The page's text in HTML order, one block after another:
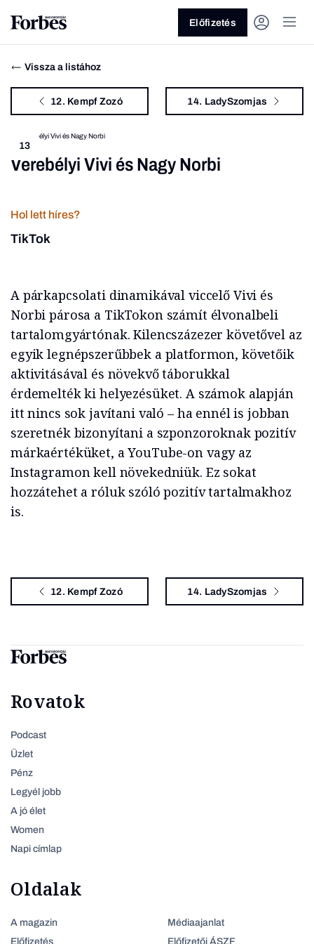
Előfizetés
Vissza a listához
12. Kempf Zozó 14. LadySzomjas
13
Verebélyi Vivi és Nagy Norbi
Hol lett híres?
TikTok
A párkapcsolati dinamikával viccelő Vivi és
Norbi párosa a TikTokon számít élvonalbeli
tartalomgyártónak. Kilencszázezer követővel az
egyik legnépszerűbbek a platformon, követőik
aktivitásával és növekvő táborukkal
érdemelték ki helyezésüket. A számok alapján
itt nincs sok javítani való – ha ennél is jobban
szeretnék bizonyítani a szponzoroknak pozitív
márkaértéküket, a YouTube-on vagy az
Instagramon kell növekedniük. Ez sokat
hozzátehet a róluk szóló pozitív tartalmakhoz
is.
12. Kempf Zozó 14. LadySzomjas
Rovatok
Podcast
Üzlet
Pénz
Legyél jobb
A jó élet
Women
Napi címlap
Oldalak
A magazin
Előfizetés
Médiaajanlat
Előfizetői ÁSZF